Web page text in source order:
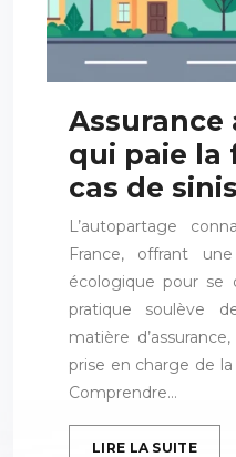
qui paie la
cas de
L’autopartage
France, offrant
écologique pour se
pratique soulève
matière
prise en charge de
Comprendre…
LIRE LA SUITE